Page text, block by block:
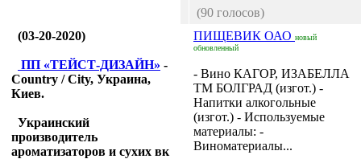
(03-20-2020)
ПП «ТЕЙСТ-ДИЗАЙН» -
Country / City, Украина,
Киев.
Украинский
производитель
ароматизаторов и сухих вк
(90 голосов)
ПИЩЕВИК ОАО новый
обновленный
- Вино КАГОР, ИЗАБЕЛЛА
ТМ БОЛГРАД (изгот.) -
Напитки алкогольные
(изгот.) - Используемые
материалы: -
Виноматериалы...